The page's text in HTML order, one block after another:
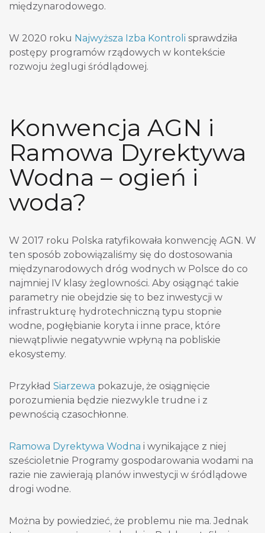
międzynarodowego.
W 2020 roku Najwyższa Izba Kontroli sprawdziła
postępy programów rządowych w kontekście
rozwoju żeglugi śródlądowej.
Konwencja AGN i
Ramowa Dyrektywa
Wodna – ogień i
woda?
W 2017 roku Polska ratyfikowała konwencję AGN. W
ten sposób zobowiązaliśmy się do dostosowania
międzynarodowych dróg wodnych w Polsce do co
najmniej IV klasy żeglowności. Aby osiągnąć takie
parametry nie obejdzie się to bez inwestycji w
infrastrukturę hydrotechniczną typu stopnie
wodne, pogłębianie koryta i inne prace, które
niewątpliwie negatywnie wpłyną na pobliskie
ekosystemy.
Przykład Siarzewa pokazuje, że osiągnięcie
porozumienia będzie niezwykle trudne i z
pewnością czasochłonne.
Ramowa Dyrektywa Wodna i wynikające z niej
sześcioletnie Programy gospodarowania wodami na
razie nie zawierają planów inwestycji w śródlądowe
drogi wodne.
Można by powiedzieć, że problemu nie ma. Jednak